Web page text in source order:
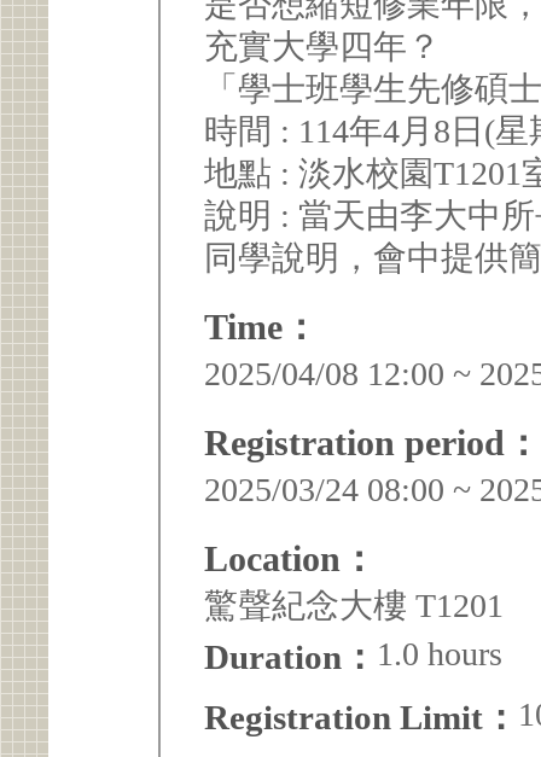
充實大學四年？
「學士班學生先修碩
時間 : 114年4月8日(
地點 : 淡水校園T1201
說明 : 當天由李大中
同學說明，會中提供
Time：
2025/04/08 12:00 ~
Registration period：
2025/03/24 08:00 ~
Location：
驚聲紀念大樓 T1201
Duration： 1.0 hours
Registration Limit：